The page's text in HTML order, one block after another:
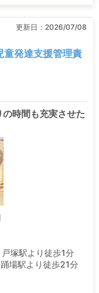
更新日： 2026/07/08
童発達支援管理責
時間も充実させた
塚駅より徒歩1分
場駅より徒歩21分